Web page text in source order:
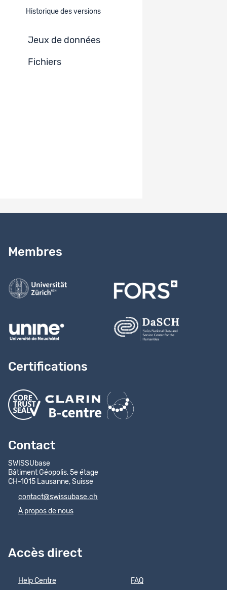
Historique des versions
Jeux de données
Fichiers
Membres
Certifications
Contact
SWISSUbase
Bâtiment Géopolis, 5e étage
CH-1015 Lausanne, Suisse
contact@swissubase.ch
À propos de nous
Accès direct
Help Centre FAQ